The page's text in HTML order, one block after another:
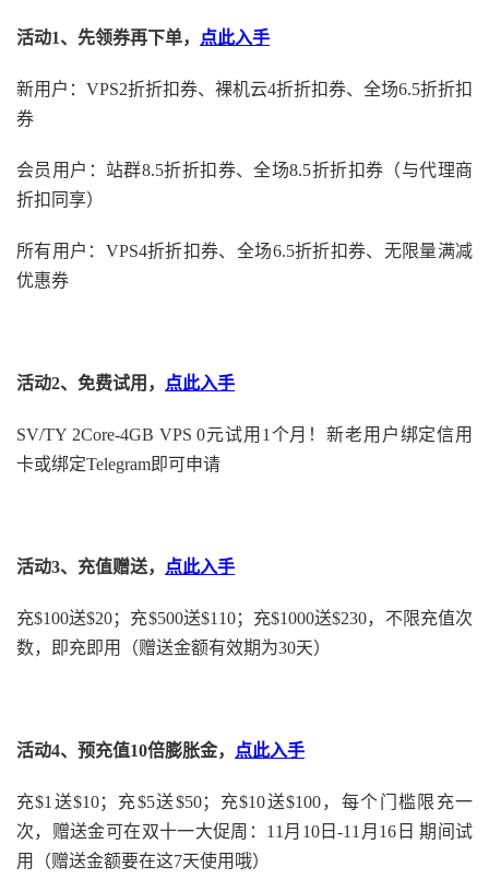
活动1、先领券再下单， 点此入手
新用户：VPS2折折扣券、裸机云4折折扣券、全场6.5折折扣
券
会员用户：站群8.5折折扣券、全场8.5折折扣券（与代理商
折扣同享）
所有用户：VPS4折折扣券、全场6.5折折扣券、无限量满减
优惠券
活动2、免费试用， 点此入手
SV/TY 2Core-4GB VPS 0元试用1个月！新老用户绑定信用
卡或绑定Telegram即可申请
活动3、充值赠送， 点此入手
充$100送$20；充$500送$110；充$1000送$230，不限充值次
数，即充即用（赠送金额有效期为30天）
活动4、预充值10倍膨胀金， 点此入手
充$1送$10；充$5送$50；充$10送$100，每个门槛限充一
次，赠送金可在双十一大促周：11月10日-11月16日 期间试
用（赠送金额要在这7天使用哦）